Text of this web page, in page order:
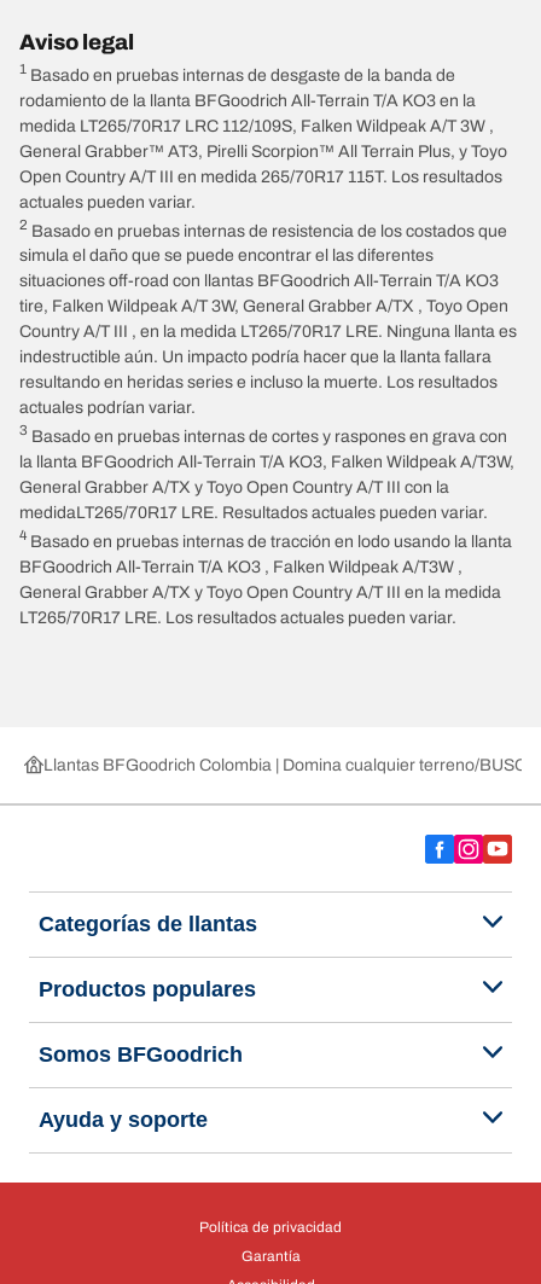
Aviso legal
1 Basado en pruebas internas de desgaste de la banda de
rodamiento de la llanta BFGoodrich All-Terrain T/A KO3 en la
medida LT265/70R17 LRC 112/109S, Falken Wildpeak A/T 3W ,
General Grabber™ AT3, Pirelli Scorpion™ All Terrain Plus, y Toyo
Open Country A/T III en medida 265/70R17 115T. Los resultados
actuales pueden variar.
2 Basado en pruebas internas de resistencia de los costados que
simula el daño que se puede encontrar el las diferentes
situaciones off-road con llantas BFGoodrich All-Terrain T/A KO3
tire, Falken Wildpeak A/T 3W, General Grabber A/TX , Toyo Open
Country A/T III , en la medida LT265/70R17 LRE. Ninguna llanta es
indestructible aún. Un impacto podría hacer que la llanta fallara
resultando en heridas series e incluso la muerte. Los resultados
actuales podrían variar.
3 Basado en pruebas internas de cortes y raspones en grava con
la llanta BFGoodrich All-Terrain T/A KO3, Falken Wildpeak A/T3W,
General Grabber A/TX y Toyo Open Country A/T III con la
medidaLT265/70R17 LRE. Resultados actuales pueden variar.
4 Basado en pruebas internas de tracción en lodo usando la llanta
BFGoodrich All-Terrain T/A KO3 , Falken Wildpeak A/T3W ,
General Grabber A/TX y Toyo Open Country A/T III en la medida
LT265/70R17 LRE. Los resultados actuales pueden variar.
Llantas BFGoodrich Colombia | Domina cualquier terreno
Categorías de llantas
Productos populares
Somos BFGoodrich
Ayuda y soporte
Política de privacidad
Garantía